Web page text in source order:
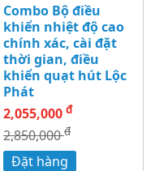
Combo Bộ điều
khiển nhiệt độ cao
chính xác, cài đặt
thời gian, điều
khiển quạt hút Lộc
Phát
2,055,000 đ
2,850,000đ
Đặt hàng